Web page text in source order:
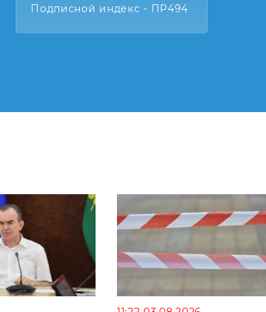
Подписной индекс - ПР494